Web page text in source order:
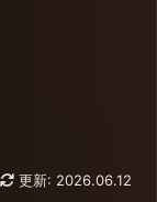
更新: 2026.06.12